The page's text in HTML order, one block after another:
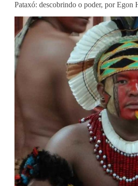
Pataxó: descobrindo o poder, por Egon